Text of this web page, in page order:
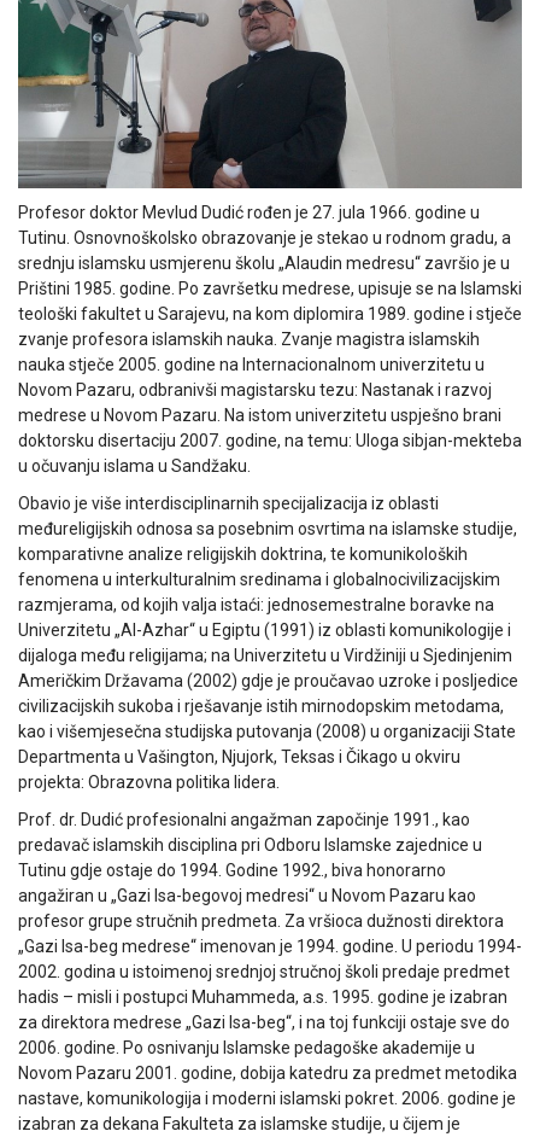
Profesor doktor Mevlud Dudić rođen je 27. jula 1966. godine u
Tutinu. Osnovnoškolsko obrazovanje je stekao u rodnom gradu, a
srednju islamsku usmjerenu školu „Alaudin medresu“ završio je u
Prištini 1985. godine. Po završetku medrese, upisuje se na Islamski
teološki fakultet u Sarajevu, na kom diplomira 1989. godine i stječe
zvanje profesora islamskih nauka. Zvanje magistra islamskih
nauka stječe 2005. godine na Internacionalnom univerzitetu u
Novom Pazaru, odbranivši magistarsku tezu: Nastanak i razvoj
medrese u Novom Pazaru. Na istom univerzitetu uspješno brani
doktorsku disertaciju 2007. godine, na temu: Uloga sibjan-mekteba
u očuvanju islama u Sandžaku.
Obavio je više interdisciplinarnih specijalizacija iz oblasti
međureligijskih odnosa sa posebnim osvrtima na islamske studije,
komparativne analize religijskih doktrina, te komunikoloških
fenomena u interkulturalnim sredinama i globalnocivilizacijskim
razmjerama, od kojih valja istaći: jednosemestralne boravke na
Univerzitetu „Al-Azhar“ u Egiptu (1991) iz oblasti komunikologije i
dijaloga među religijama; na Univerzitetu u Virdžiniji u Sjedinjenim
Američkim Državama (2002) gdje je proučavao uzroke i posljedice
civilizacijskih sukoba i rješavanje istih mirnodopskim metodama,
kao i višemjesečna studijska putovanja (2008) u organizaciji State
Departmenta u Vašington, Njujork, Teksas i Čikago u okviru
projekta: Obrazovna politika lidera.
Prof. dr. Dudić profesionalni angažman započinje 1991., kao
predavač islamskih disciplina pri Odboru Islamske zajednice u
Tutinu gdje ostaje do 1994. Godine 1992., biva honorarno
angažiran u „Gazi Isa-begovoj medresi“ u Novom Pazaru kao
profesor grupe stručnih predmeta. Za vršioca dužnosti direktora
„Gazi Isa-beg medrese“ imenovan je 1994. godine. U periodu 1994-
2002. godina u istoimenoj srednjoj stručnoj školi predaje predmet
hadis – misli i postupci Muhammeda, a.s. 1995. godine je izabran
za direktora medrese „Gazi Isa-beg“, i na toj funkciji ostaje sve do
2006. godine. Po osnivanju Islamske pedagoške akademije u
Novom Pazaru 2001. godine, dobija katedru za predmet metodika
nastave, komunikologija i moderni islamski pokret. 2006. godine je
izabran za dekana Fakulteta za islamske studije, u čijem je